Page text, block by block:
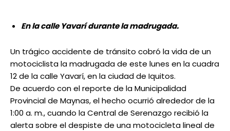
En la calle Yavarí durante la madrugada.
Un trágico accidente de tránsito cobró la vida de un
motociclista la madrugada de este lunes en la cuadra
12 de la calle Yavarí, en la ciudad de Iquitos.
De acuerdo con el reporte de la Municipalidad
Provincial de Maynas, el hecho ocurrió alrededor de la
1:00 a. m., cuando la Central de Serenazgo recibió la
alerta sobre el despiste de una motocicleta lineal de